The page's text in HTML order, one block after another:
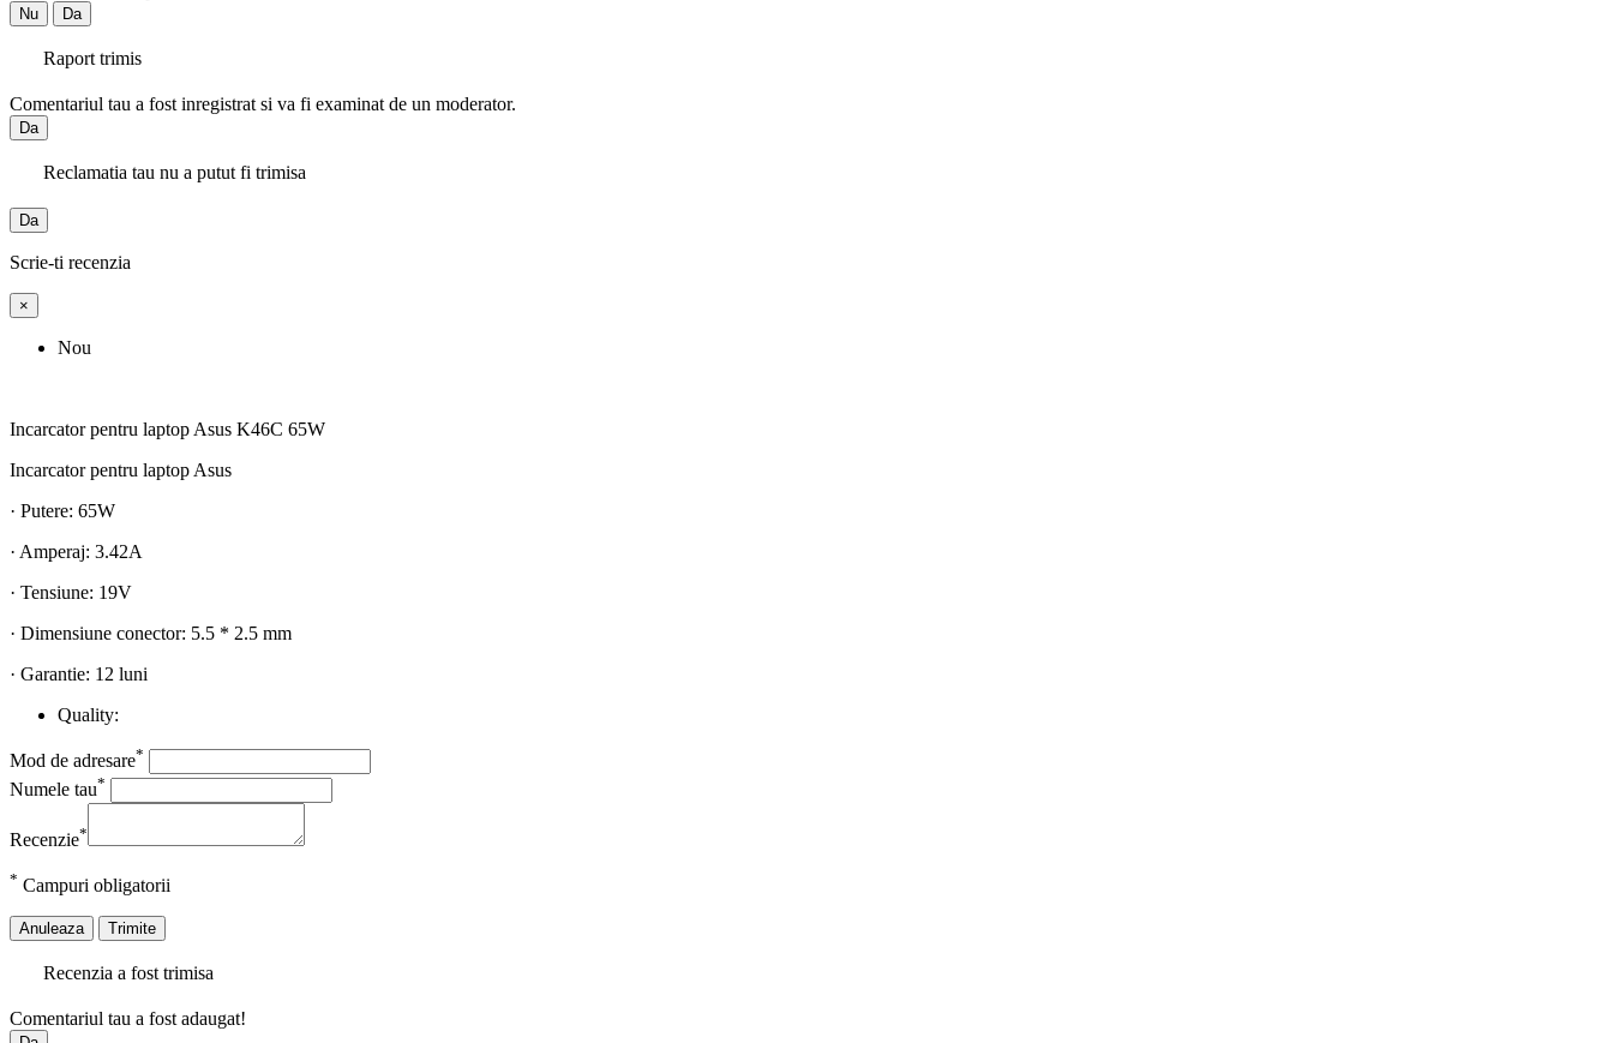
Nu Da
Raport trimis
Comentariul tau a fost inregistrat si va fi examinat de un moderator.
Da
Reclamatia tau nu a putut fi trimisa
Da
Scrie-ti recenzia
×
Nou
Incarcator pentru laptop Asus K46C 65W
Incarcator pentru laptop Asus
· Putere: 65W
· Amperaj: 3.42A
· Tensiune: 19V
· Dimensiune conector: 5.5 * 2.5 mm
· Garantie: 12 luni
Quality:
Mod de adresare*
Numele tau*
Recenzie*
* Campuri obligatorii
Anuleaza Trimite
Recenzia a fost trimisa
Comentariul tau a fost adaugat!